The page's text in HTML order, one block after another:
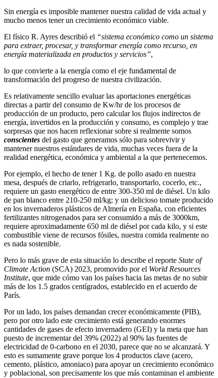
Sin energía es imposible mantener nuestra calidad de vida actual y
mucho menos tener un crecimiento económico viable.
El físico R. Ayres describió el “sistema económico como un sistema
para extraer, procesar, y transformar energía como recurso, en
energía materializada en productos y servicios”,
lo que convierte a la energía como el eje fundamental de
transformación del progreso de nuestra civilización.
Es relativamente sencillo evaluar las aportaciones energéticas
directas a partir del consumo de Kw/hr de los procesos de
producción de un producto, pero calcular los flujos indirectos de
energía, invertidos en la producción y consumo, es complejo y trae
sorpresas que nos hacen reflexionar sobre si realmente somos
conscientes del gasto que generamos sólo para sobrevivir y
mantener nuestros estándares de vida, muchas veces fuera de la
realidad energética, económica y ambiental a la que pertenecemos.
Por ejemplo, el hecho de tener 1 Kg. de pollo asado en nuestra
mesa, después de criarlo, refrigerarlo, transportarlo, cocerlo, etc.,
requiere un gasto energético de entre 300-350 ml de diésel. Un kilo
de pan blanco entre 210-250 ml/kg; y un delicioso tomate producido
en los invernaderos plásticos de Almería en España, con eficientes
fertilizantes nitrogenados para ser consumido a más de 3000km,
requiere aproximadamente 650 ml de diésel por cada kilo, y si este
combustible viene de recursos fósiles, nuestra comida realmente no
es nada sostenible.
Pero lo más grave de esta situación lo describe el reporte State of
Climate Action (SCA) 2023, promovido por el World Resources
Institute, que mide cómo van los países hacia las metas de no subir
más de los 1.5 grados centígrados, establecido en el acuerdo de
París.
Por un lado, los países demandan crecer económicamente (PIB),
pero por otro lado este crecimiento está generando enormes
cantidades de gases de efecto invernadero (GEI) y la meta que han
puesto de incrementar del 39% (2022) al 90% las fuentes de
electricidad de 0-carbono en el 2030, parece que no se alcanzará. Y
esto es sumamente grave porque los 4 productos clave (acero,
cemento, plástico, amoniaco) para apoyar un crecimiento económico
y poblacional, son precisamente los que más contaminan el ambiente